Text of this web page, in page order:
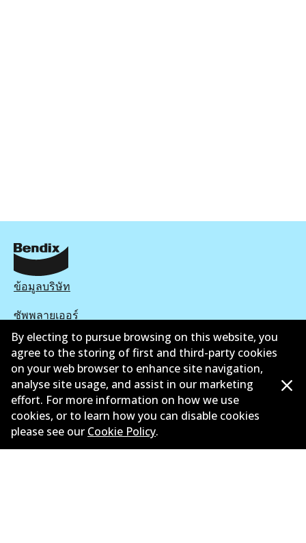
ข้อมูลบริษัท
ซัพพลายเออร์
ติดต่อ
นโยบายความเป็นส่วนตัว
การรับประกัน
ข้อกำหนดและเงื่อนไข
By electing to pursue browsing on this website, you
agree to the storing of first and third-party cookies
on your web browser to enhance site navigation,
analyse site usage, and assist in our marketing
effort. For more information on how we use
cookies, or to learn how you can disable cookies
please see our Cookie Policy.